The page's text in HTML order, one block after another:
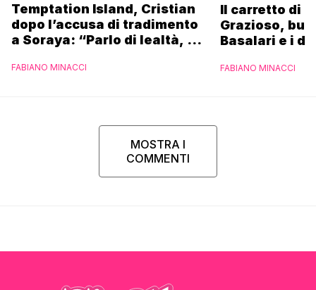
Temptation Island, Cristian
dopo l’accusa di tradimento
a Soraya: “Parlo di lealtà, ma
FABIANO MINACCI
Il carretto di
Grazioso,
Basalari e i
Ferrero”
FABIANO MINACCI
MOSTRA I
COMMENTI